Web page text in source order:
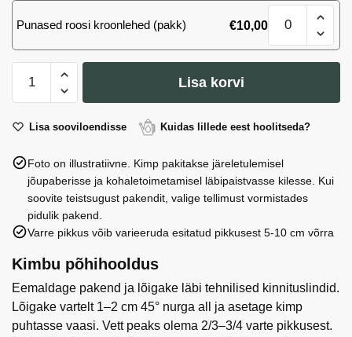
Punased roosi kroonlehed (pakk) €10,00
Kolumnea
kogus
kogus
Lisa korvi
Lisa sooviloendisse Kuidas lillede eest hoolitseda?
Foto on illustratiivne. Kimp pakitakse järeletulemisel
jõupaberisse ja kohaletoimetamisel läbipaistvasse kilesse. Kui
soovite teistsugust pakendit, valige tellimust vormistades
pidulik pakend.
Varre pikkus võib varieeruda esitatud pikkusest 5-10 cm võrra
Kimbu põhihooldus
Eemaldage pakend ja lõigake läbi tehnilised kinnituslindid.
Lõigake vartelt 1–2 cm 45° nurga all ja asetage kimp
puhtasse vaasi. Vett peaks olema 2/3–3/4 varte pikkusest.